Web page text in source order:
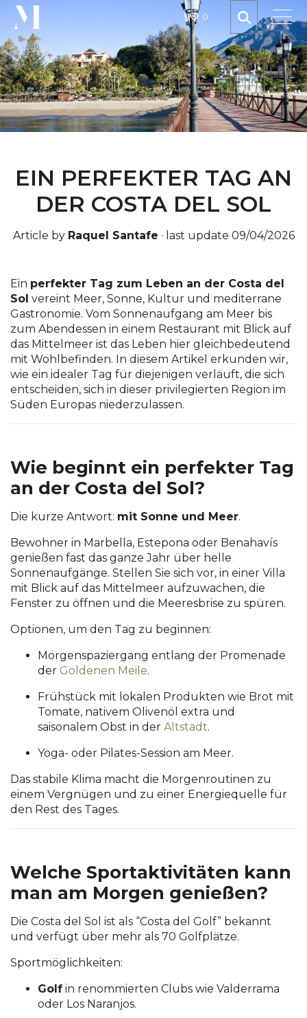
0
EIN PERFEKTER TAG AN
DER COSTA DEL SOL
Article by Raquel Santafe · last update 09/04/2026
Ein perfekter Tag zum Leben an der Costa del
Sol vereint Meer, Sonne, Kultur und mediterrane
Gastronomie. Vom Sonnenaufgang am Meer bis
zum Abendessen in einem Restaurant mit Blick auf
das Mittelmeer ist das Leben hier gleichbedeutend
mit Wohlbefinden. In diesem Artikel erkunden wir,
wie ein idealer Tag für diejenigen verläuft, die sich
entscheiden, sich in dieser privilegierten Region im
Süden Europas niederzulassen.
Wie beginnt ein perfekter Tag
an der Costa del Sol?
Die kurze Antwort: mit Sonne und Meer.
Bewohner in Marbella, Estepona oder Benahavís
genießen fast das ganze Jahr über helle
Sonnenaufgänge. Stellen Sie sich vor, in einer Villa
mit Blick auf das Mittelmeer aufzuwachen, die
Fenster zu öffnen und die Meeresbrise zu spüren.
Optionen, um den Tag zu beginnen:
Morgenspaziergang entlang der Promenade
der Goldenen Meile.
Frühstück mit lokalen Produkten wie Brot mit
Tomate, nativem Olivenöl extra und
saisonalem Obst in der Altstadt.
Yoga- oder Pilates-Session am Meer.
Das stabile Klima macht die Morgenroutinen zu
einem Vergnügen und zu einer Energiequelle für
den Rest des Tages.
Welche Sportaktivitäten kann
man am Morgen genießen?
Die Costa del Sol ist als “Costa del Golf” bekannt
und verfügt über mehr als 70 Golfplätze.
Sportmöglichkeiten:
Golf in renommierten Clubs wie Valderrama
oder Los Naranjos.